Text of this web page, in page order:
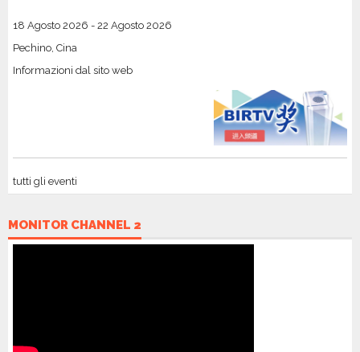
18 Agosto 2026 - 22 Agosto 2026
Pechino, Cina
Informazioni dal sito web
tutti gli eventi
MONITOR CHANNEL 2